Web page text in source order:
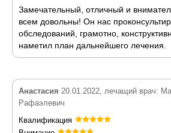
Замечательный, отличный и
всем довольны! Он нас
обследований, грамотно,
наметил план дальнейшего лечения.
Анастасия 20.01.2022, лечащий врач:
Рафаэлевич
Квалификация